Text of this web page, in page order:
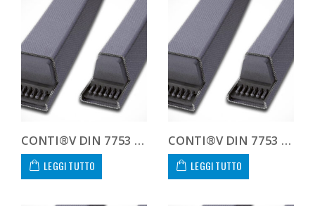
CONTI®V DIN 7753 8V1250 8V 1250
LEGGI TUTTO
CONTI®V DIN 7753 8V1320 8V 1320
LEGGI TUTTO